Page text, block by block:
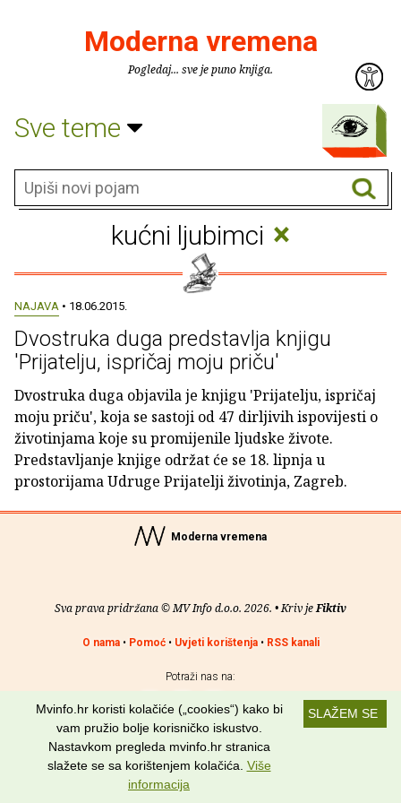
Moderna vremena
Pogledaj... sve je puno knjiga.
Sve teme
kućni ljubimci ×
NAJAVA • 18.06.2015.
Dvostruka duga predstavlja knjigu
'Prijatelju, ispričaj moju priču'
Dvostruka duga objavila je knjigu 'Prijatelju, ispričaj
moju priču', koja se sastoji od 47 dirljivih ispovijesti o
životinjama koje su promijenile ljudske živote.
Predstavljanje knjige održat će se 18. lipnja u
prostorijama Udruge Prijatelji životinja, Zagreb.
Moderna vremena
Sva prava pridržana © MV Info d.o.o. 2026. • Kriv jeFiktiv
O nama• Pomoć• Uvjeti korištenja• RSS kanali
Potraži nas na:
SLAŽEM SE
Mvinfo.hr koristi kolačiće („cookies“) kako bi
vam pružio bolje korisničko iskustvo.
Nastavkom pregleda mvinfo.hr stranica
slažete se sa korištenjem kolačića. Više
informacija